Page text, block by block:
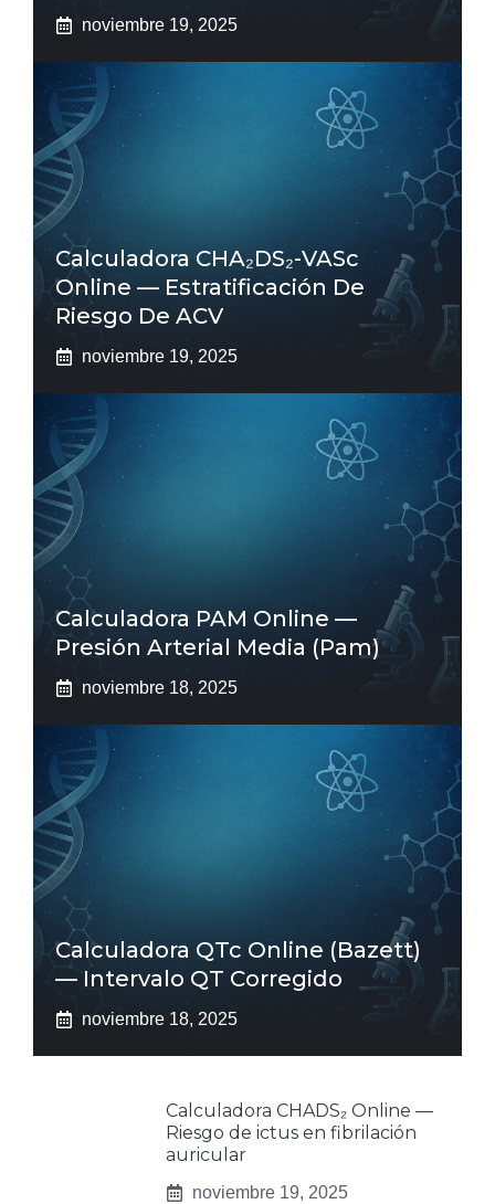
noviembre 19, 2025
Calculadora CHA₂DS₂-VASc
Online — Estratificación De
Riesgo De ACV
noviembre 19, 2025
Calculadora PAM Online —
Presión Arterial Media (pam)
noviembre 18, 2025
Calculadora QTc Online (Bazett)
— Intervalo QT Corregido
noviembre 18, 2025
Calculadora CHADS₂ Online —
Riesgo de ictus en fibrilación
auricular
noviembre 19, 2025